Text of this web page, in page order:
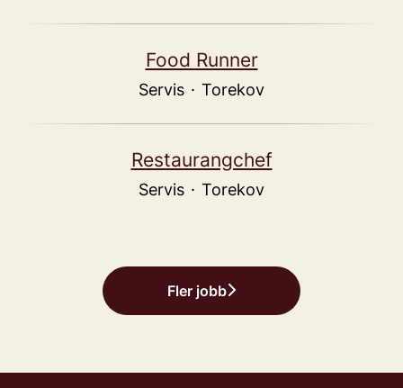
Food Runner
Servis · Torekov
Restaurangchef
Servis · Torekov
Fler jobb